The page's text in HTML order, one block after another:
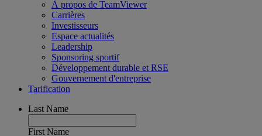
À propos de TeamViewer
Carrières
Investisseurs
Espace actualités
Leadership
Sponsoring sportif
Développement durable et RSE
Gouvernement d'entreprise
Tarification
Last Name
First Name